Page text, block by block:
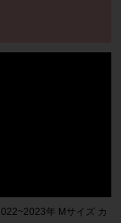
年 Mサイズ カ